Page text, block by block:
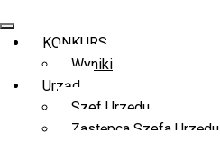
KONKURS
Wyniki
Urząd
Szef Urzędu
Zastępca Szefa Urzędu